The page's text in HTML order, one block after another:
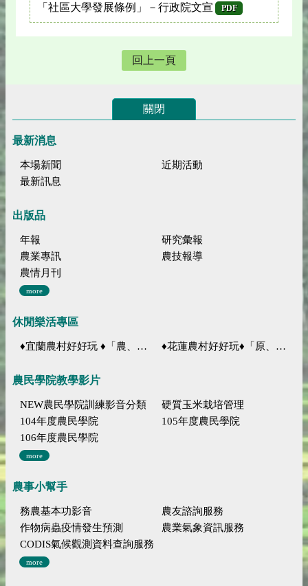
「社區大學發展條例」－行政院文宣 PDF
回上一頁
關閉
最新消息
本場新聞
近期活動
最新訊息
出版品
年報
研究彙報
農業專訊
農技報導
農情月刊
more
休閒樂活專區
♦宜蘭農村好好玩 ♦「農、藝、山、水」四條遊程推薦 ♦花蓮農村好好玩♦「原、生、慢、活」四條遊程推薦
農民學院教學影片
NEW農民學院訓練影音分類
硬質玉米栽培管理
104年度農民學院
105年度農民學院
106年度農民學院
more
農事小幫手
務農基本功影音
農友諮詢服務
作物病蟲疫情發生預測
農業氣象資訊服務
CODIS氣候觀測資料查詢服務
more